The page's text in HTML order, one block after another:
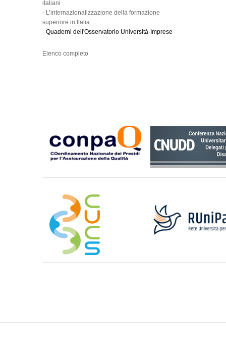
italiani
- L’internazionalizzazione della formazione
superiore in Italia.
- Quaderni dell'Osservatorio Università-Imprese
Elenco completo